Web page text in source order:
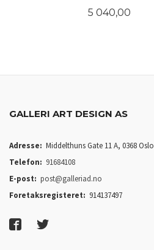
Pris
5 040,00
GALLERI ART DESIGN AS
Adresse: Middelthuns Gate 11 A, 0368 Oslo
Telefon: 91684108
E-post: post@galleriad.no
Foretaksregisteret: 914137497